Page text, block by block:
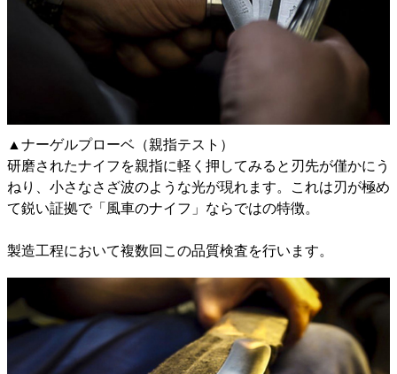
▲ナーゲルプローベ（親指テスト）
研磨されたナイフを親指に軽く押してみると刃先が僅かにう
ねり、小さなさざ波のような光が現れます。これは刃が極め
て鋭い証拠で「風車のナイフ」ならではの特徴。
製造工程において複数回この品質検査を行います。